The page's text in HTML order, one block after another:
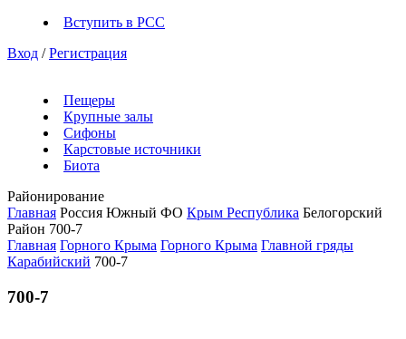
Вступить в РСС
Вход / Регистрация
Пещеры
Крупные залы
Сифоны
Карстовые источники
Биота
Районирование
Главная Россия Южный ФО Крым Республика Белогорский
Район 700-7
Главная Горного Крыма Горного Крыма Главной гряды
Карабийский 700-7
700-7